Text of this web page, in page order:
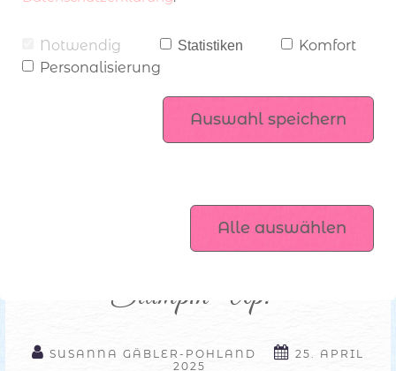
Angebot zum Katalogstart
Stampin’ Up! Produktsets
Workshops
Mitgliederbereich
über Stampin’ Up!
komm ins Team
Kreativset Vielen Dank von
Stampin’ Up!
SUSANNA GÄBLER-POHLAND
25. APRIL
2025
Notwendig Statistiken
Komfort
Personalisierung
Auswahl speichern
Alle auswählen